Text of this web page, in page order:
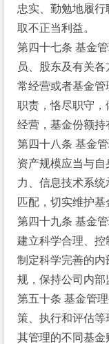
忠实、勤勉地履
取不正当利益。
第四十七条 基金
员、股东及有关
常经营或者基金
职责，恪尽职守
经营，基金份额持
第四十八条 基金
资产规模应当与
力、信息技术系
匹配，切实维护基
第四十九条 基金
建立科学合理、控
制定科学完善的
规，保持公司内部
第五十条 基金管
策、执行和评估
其管理的不同基金